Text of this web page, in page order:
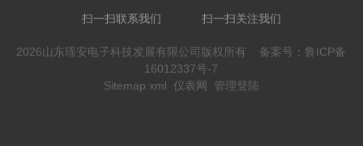
扫一扫联系我们 扫一扫关注我们
2026山东瑶安电子科技发展有限公司版权所有 备案号：鲁ICP备
16012337号-7
Sitemap.xml
仪表网 管理登陆